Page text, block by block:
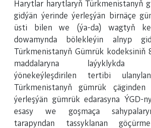
Harytlar harytlaryň Türkmenistanyň
gidýän ýerinde ýerleşýän birnäçe
üsti bilen we (ýa-da) wagtyň
dowamynda bölekleýin alnyp
Türkmenistanyň Gümrük kodeksiniň
maddalaryna laýyklykda
ýönekeýleşdirilen tertibi
Türkmenistanyň gümrük
ýerleşýän gümrük edarasyna ÝGD-
esasy we goşmaça
tarapyndan tassyklanan